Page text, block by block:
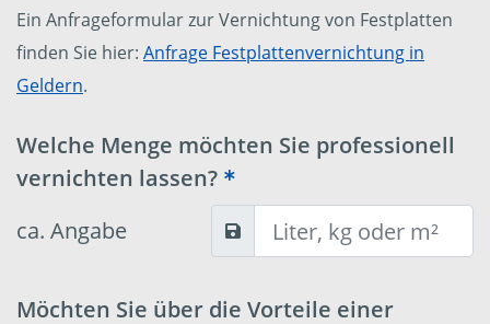
Ein Anfrageformular zur Vernichtung von Festplatten
finden Sie hier: Anfrage Festplattenvernichtung in
Geldern.
Welche Menge möchten Sie professionell
vernichten lassen?
ca. Angabe
Möchten Sie über die Vorteile einer